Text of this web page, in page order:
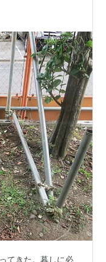
てきた。暮しに必